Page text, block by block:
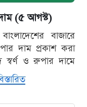
(৫ আগস্ট)
বাজারে
দাম প্রকাশ করা
স্বর্ণ ও রুপার দামে